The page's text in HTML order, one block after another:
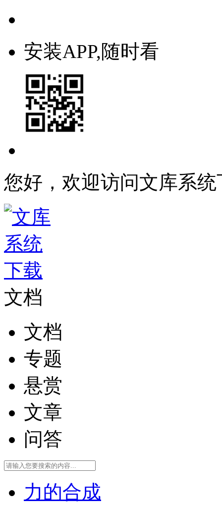
安装APP,随时看
您好，欢迎访问文库系统
文档
文档
专题
悬赏
文章
问答
力的合成